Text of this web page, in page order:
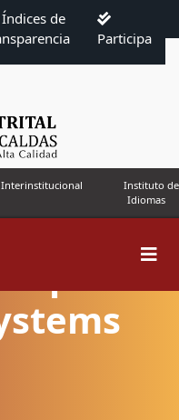
Índices de
Participa
Interinstitucional
Instituto de
Idiomas